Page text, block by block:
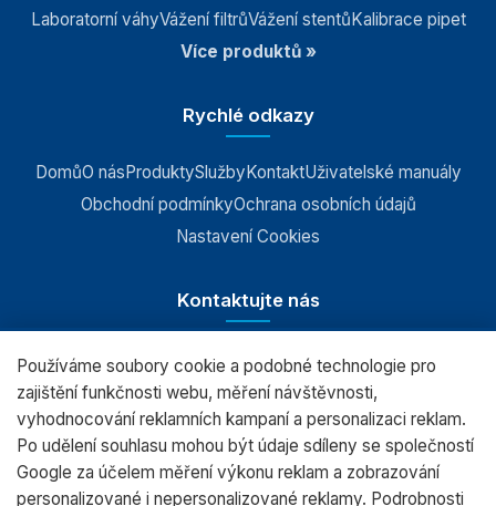
Laboratorní váhyVážení filtrůVážení stentůKalibrace pipet
Více produktů »
Rychlé odkazy
DomůO násProduktySlužbyKontaktUživatelské manuály
Obchodní podmínkyOchrana osobních údajů
Nastavení Cookies
Kontaktujte nás
RADWAG CZ s.r.o., Šumperk
+420 583 210 016
obchod@radwag.cz
Používáme soubory cookie a podobné technologie pro
zajištění funkčnosti webu, měření návštěvnosti,
vyhodnocování reklamních kampaní a personalizaci reklam.
Po udělení souhlasu mohou být údaje sdíleny se společností
Google za účelem měření výkonu reklam a zobrazování
personalizované i nepersonalizované reklamy. Podrobnosti